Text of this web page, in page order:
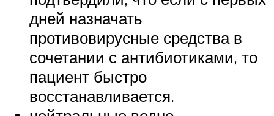
дней назначать
противовирусные средства в
сочетании с антибиотиками, то
пациент быстро
восстанавливается.